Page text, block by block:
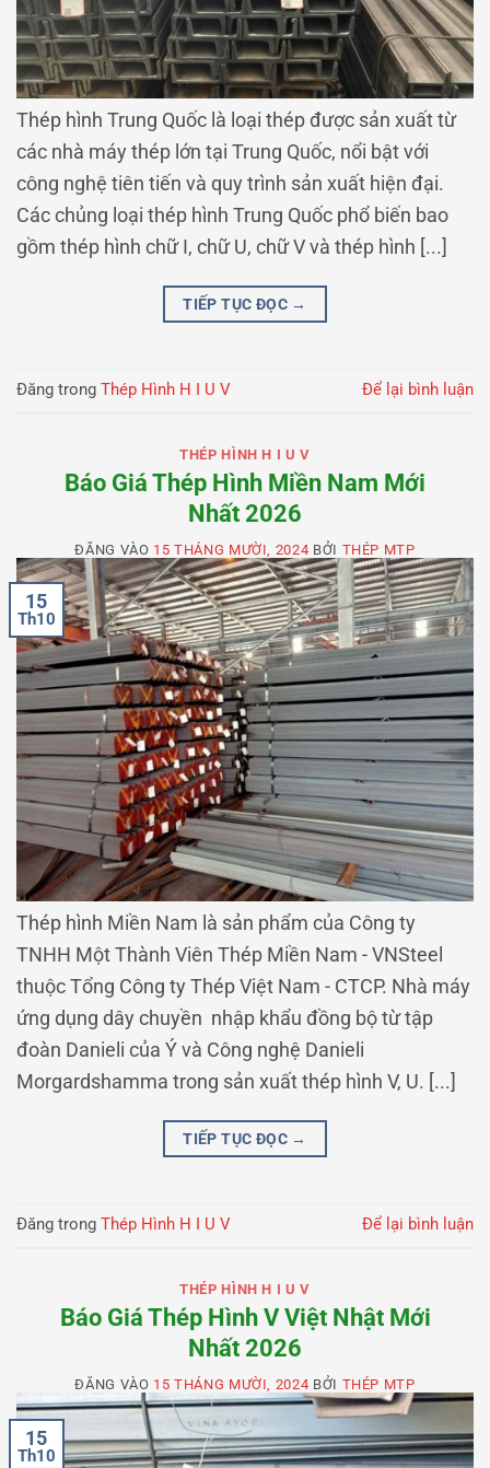
Thép hình Trung Quốc là loại thép được sản xuất từ
các nhà máy thép lớn tại Trung Quốc, nổi bật với
công nghệ tiên tiến và quy trình sản xuất hiện đại.
Các chủng loại thép hình Trung Quốc phổ biến bao
gồm thép hình chữ I, chữ U, chữ V và thép hình [...]
TIẾP TỤC ĐỌC →
Đăng trong Thép Hình H I U V Để lại bình luận
THÉP HÌNH H I U V
Báo Giá Thép Hình Miền Nam Mới
Nhất 2026
ĐĂNG VÀO 15 THÁNG MƯỜI, 2024 BỞI THÉP MTP
15
Th10
Thép hình Miền Nam là sản phẩm của Công ty
TNHH Một Thành Viên Thép Miền Nam - VNSteel
thuộc Tổng Công ty Thép Việt Nam - CTCP. Nhà máy
ứng dụng dây chuyền nhập khẩu đồng bộ từ tập
đoàn Danieli của Ý và Công nghệ Danieli
Morgardshamma trong sản xuất thép hình V, U. [...]
TIẾP TỤC ĐỌC →
Đăng trong Thép Hình H I U V Để lại bình luận
THÉP HÌNH H I U V
Báo Giá Thép Hình V Việt Nhật Mới
Nhất 2026
ĐĂNG VÀO 15 THÁNG MƯỜI, 2024 BỞI THÉP MTP
15
Th10